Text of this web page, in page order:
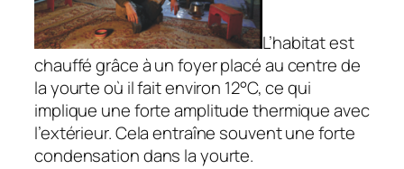
L’habitat est
chauffé grâce à un foyer placé au centre de
la yourte où il fait environ 12°C, ce qui
implique une forte amplitude thermique avec
l’extérieur. Cela entraîne souvent une forte
condensation dans la yourte.